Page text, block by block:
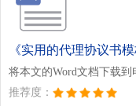
《实用的代理协议书
将本文的Word文档下载
推荐度：